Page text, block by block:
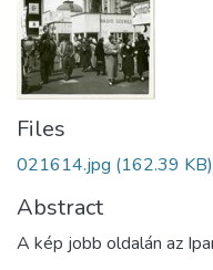
Files
021614.jpg (162.39 KB)
Abstract
A kép jobb oldalán az